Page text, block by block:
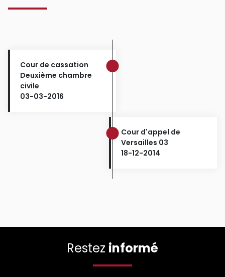
Cour de cassation
Deuxième chambre
civile
03-03-2016
Cour d'appel de
Versailles 03
18-12-2014
Restez informé